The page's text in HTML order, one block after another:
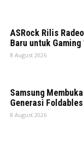
ASRock Rilis
Baru untuk Gaming
8 August 2026
Samsung
Generasi
8 August 2026